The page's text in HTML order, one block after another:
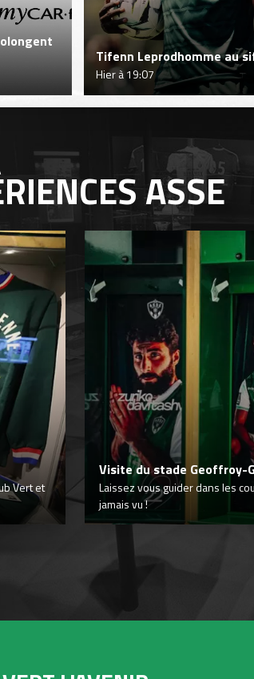
Tifenn Leprodhomme au
Hier à 19:07
ASSE
Vert et
Visite du stade Geoffroy-
Laissez vous guider dans les
jamais vu !